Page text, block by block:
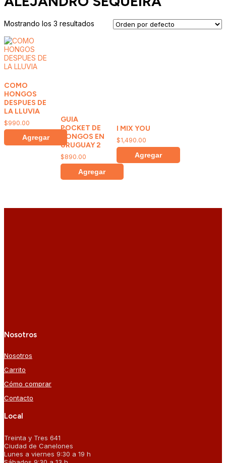
Mostrando los 3 resultados
COMO
HONGOS
DESPUES DE
LA LLUVIA
$990.00
Agregar
GUIA
POCKET DE
HONGOS EN
URUGUAY 2
$890.00
Agregar
I MIX YOU
$1,490.00
Agregar
Nosotros
Nosotros
Carrito
Cómo comprar
Contacto
Local
Treinta y Tres 641
Ciudad de Canelones
Lunes a viernes 9:30 a 19 h